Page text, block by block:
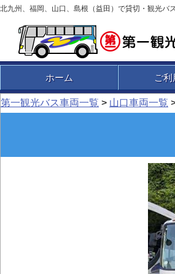
北九州、福岡、山口、島根（益田）で貸切・観光バ
ホーム ご
第一観光バス車両一覧 > 山口車両一覧